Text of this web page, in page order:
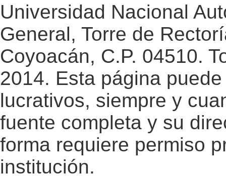
Universidad Nacional
General, Torre de
Coyoacán, C.P. 04510.
2014. Esta página
lucrativos, siempre y
fuente completa y su
forma requiere permiso
institución.